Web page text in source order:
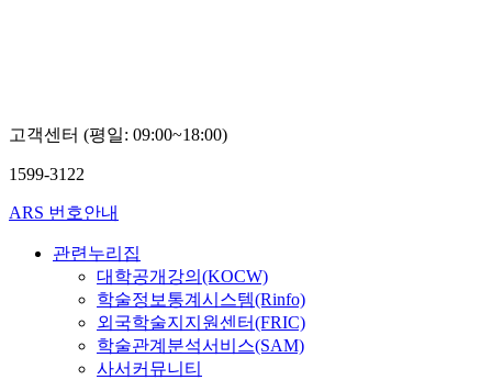
고객센터 (평일: 09:00~18:00)
1599-3122
ARS 번호안내
관련누리집
대학공개강의(KOCW)
학술정보통계시스템(Rinfo)
외국학술지지원센터(FRIC)
학술관계분석서비스(SAM)
사서커뮤니티